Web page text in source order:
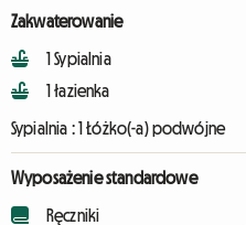
Zakwaterowanie
1 Sypialnia
1 łazienka
Sypialnia :1 Łóżko(-a) podwójne
Wyposażenie standardowe
Ręczniki